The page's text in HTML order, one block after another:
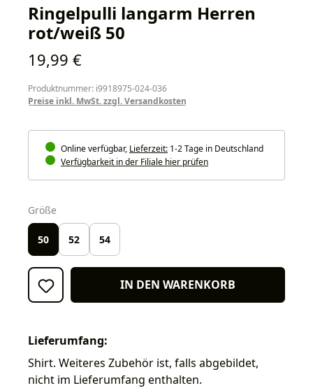
Ringelpulli langarm Herren
rot/weiß 50
Regulärer Preis:
19,99 €
Produktnummer: i9918975-024-036
Preise inkl. MwSt. zzgl. Versandkosten
Online verfügbar, Lieferzeit: 1-2 Tage in Deutschland
Verfügbarkeit in der Filiale hier prüfen
Größe
50 52 54
IN DEN WARENKORB
Lieferumfang:
Shirt. Weiteres Zubehör ist, falls abgebildet,
nicht im Lieferumfang enthalten.